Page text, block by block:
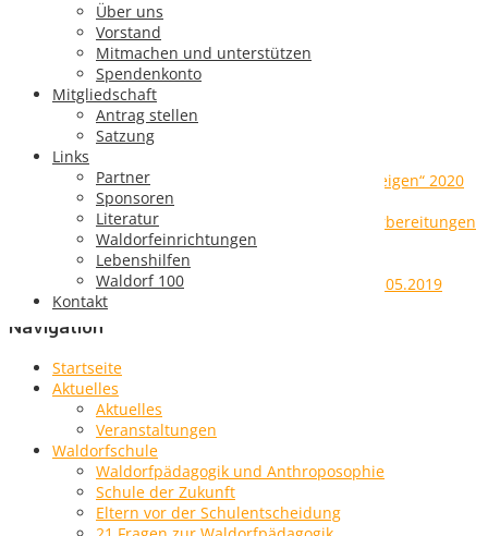
Über uns
Vorstand
Mitmachen und unterstützen
Spendenkonto
Mitgliedschaft
Antrag stellen
Satzung
Links
Partner
Sponsoren
Literatur
Waldorfeinrichtungen
Lebenshilfen
Waldorf 100
Kontakt
Neueste Beiträge
Übergabe des Preisgeldes der Aktion „Herz zeigen“ 2020
bei dm
Landesgartenschau 2020 – Bilder unserer Vorbereitungen
Umzug der Schulmöbel
„Kein Platz für eine Waldorfschule?“
Aktiventreffen und Filmvorführung am Sa, 25.05.2019
Navigation
Startseite
Aktuelles
Aktuelles
Veranstaltungen
Waldorfschule
Waldorfpädagogik und Anthroposophie
Schule der Zukunft
Eltern vor der Schulentscheidung